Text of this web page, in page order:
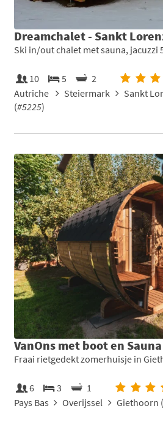
Dreamchalet - Sankt
Ski in/out chalet met sauna, jacuzzi
10 5
2
Autriche
Steiermark
Sankt
(#5225)
VanOns met boot en
Fraai rietgedekt zomerhuisje in
6 3
1
Pays Bas
Overijssel Giethoorn (